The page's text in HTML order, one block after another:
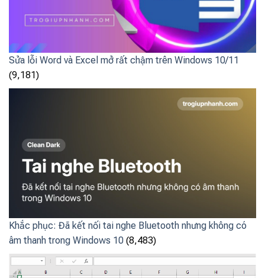
Sửa lỗi Word và Excel mở rất chậm trên Windows 10/11
(9,181)
Khắc phục: Đã kết nối tai nghe Bluetooth nhưng không có
âm thanh trong Windows 10 (8,483)